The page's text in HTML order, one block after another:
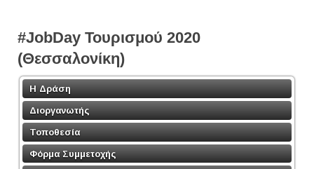
#JobDay Τουρισμού 2020
(Θεσσαλονίκη)
Η Δράση
Διοργανωτής
Τοποθεσία
Φόρμα Συμμετοχής